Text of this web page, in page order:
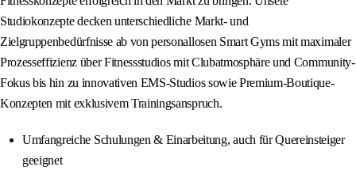
Studiokonzepte decken unterschiedliche Markt- und
Zielgruppenbedürfnisse ab von personallosen Smart Gyms mit maximaler
Prozesseffizienz über Fitnessstudios mit Clubatmosphäre und Community-
Fokus bis hin zu innovativen EMS-Studios sowie Premium-Boutique-
Konzepten mit exklusivem Trainingsanspruch.
Umfangreiche Schulungen & Einarbeitung, auch für Quereinsteiger
geeignet